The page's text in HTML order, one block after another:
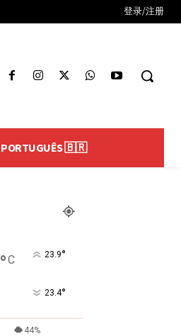
登录/注册
PORTUGUÊS 🇧🇷
°C 23.9°
23.4°
44%